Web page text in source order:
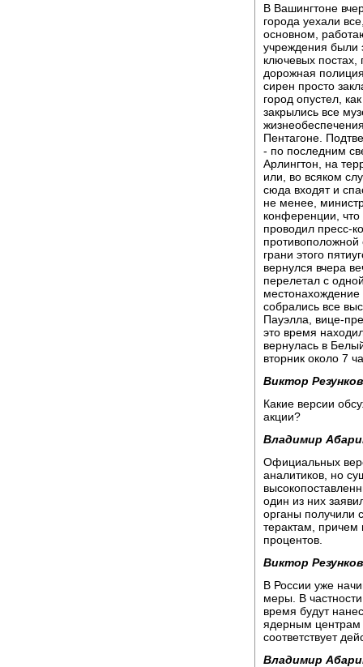
В Вашингтоне
города уехали
основном,
учреждения были
ключевых постах,
дорожная
сирен просто
город опустел,
закрылись все
Пентагоне.
- по последним
Арлингтон, на
или, во всяком
сюда входят и
не менее,
конференции,
проводил пресс-
противоположной
грани этого
вернулся вчера
перелетал с
местонахождение
собрались все
Пауэлла, вице-
это время
вернулась в
вторник около 7
Виктор
Какие версии
акции?
Владимир
Официальных
аналитиков, но
один из них
органы получили
терактам, причем
процентов.
Виктор
В России уже
меры. В
время будут
ядерным центрам
соответствует
Владимир